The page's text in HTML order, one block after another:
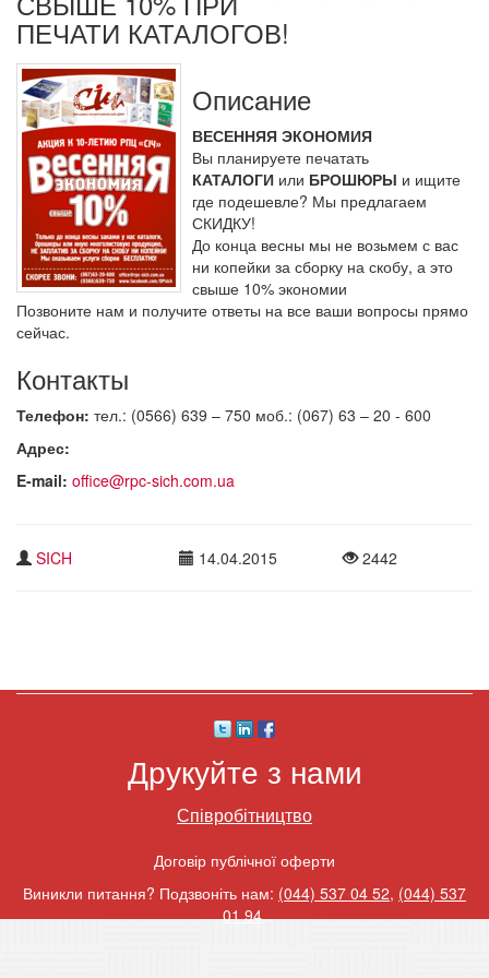
ПЕЧАТИ КАТАЛОГОВ!
Описание
ВЕСЕННЯЯ ЭКОНОМИЯ
Вы планируете печатать
КАТАЛОГИ или БРОШЮРЫ и ищите
где подешевле? Мы предлагаем
СКИДКУ!
До конца весны мы не возьмем с вас
ни копейки за сборку на скобу, а это
свыше 10% экономии
Позвоните нам и получите ответы на все ваши вопросы прямо
сейчас.
Контакты
Телефон: тел.: (0566) 639 – 750 моб.: (067) 63 – 20 - 600
Адрес:
E-mail: office@rpc-sich.com.ua
SICH 14.04.2015 2442
Друкуйте з нами
Співробітництво
Договір публічної оферти
Виникли питання? Подзвоніть нам: (044) 537 04 52, (044) 537
01 94.